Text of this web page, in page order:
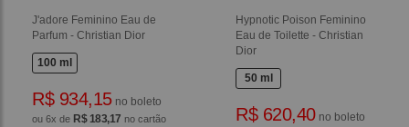
J'adore Feminino Eau de
Parfum - Christian Dior
100 ml
R$ 934,15no boleto
ou 6x de R$ 183,17 no cartão
Hypnotic Poison Feminino
Eau de Toilette - Christian
Dior
50 ml
R$ 620,40no boleto